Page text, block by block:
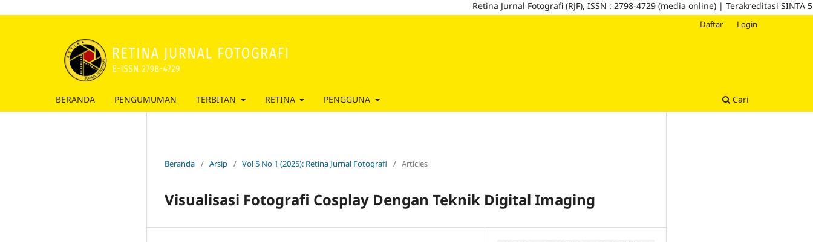
Retina Jurnal Fotografi (RJF), ISSN : 2798-4729 (media online) | Terakreditasi SINTA 5
BERANDA PENGUMUMAN TERBITAN RETINA PENGGUNA Cari
Daftar Login
Beranda / Arsip / Vol 5 No 1 (2025): Retina Jurnal Fotografi / Articles
Visualisasi Fotografi Cosplay Dengan Teknik Digital Imaging